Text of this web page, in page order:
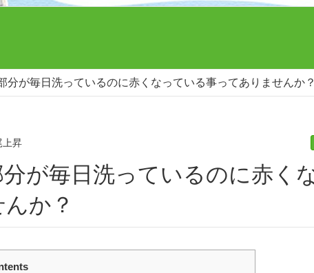
分が毎日洗っているのに赤くなっている事ってありませんか？
上昇
か？